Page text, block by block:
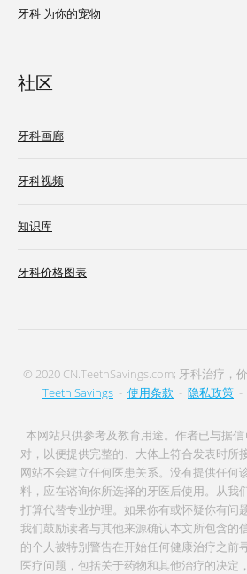
牙科 为你的宠物
社区
牙科画廊
牙科视频
知识库
牙科价格图表
© 2020 CN.TeethSavings.com; 牙科治疗，
Teeth Savings - 使用条款 - 隐私政策 -
本网站只供参考及教育用途。作者已与据
对，以便提供完整的、大体上符合发表时所
网站不会建立任何医患关系。没有提供任何
料，应在谘询你所选择的牙医后使用。从我
打算代替专业护理。如果你有或怀疑你有问
我们鼓励读者与其他来源确认本文所包含的
的个人被特别警告在开始任何健康治疗之前
医疗问题，包括关于药物和其他治疗的决定